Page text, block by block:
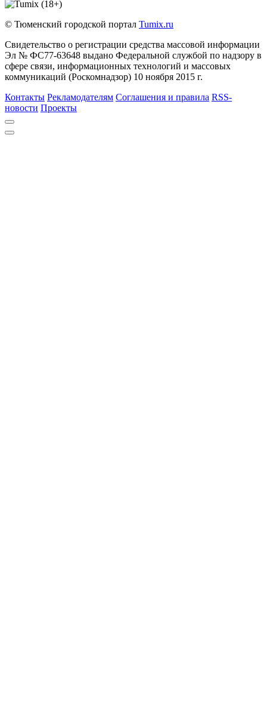
© Тюменский городской портал Tumix.ru
Свидетельство о регистрации средства массовой информации
Эл № ФС77-63648 выдано Федеральной службой по надзору в
сфере связи, информационных технологий и массовых
коммуникаций (Роскомнадзор) 10 ноября 2015 г.
Контакты Рекламодателям Соглашения и правила RSS-
новости Проекты